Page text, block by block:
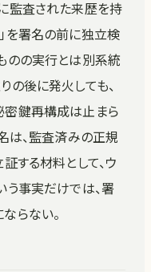
監査された来歴を持
を署名の前に独立検
のの実行とは別系統
の後に発火しても、
密鍵再構成は止まら
は、監査済みの正規
する材料として、ウ
う事実だけでは、署
らない。